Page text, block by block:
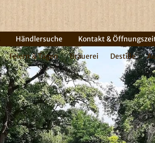
Händlersuche Kontakt &
Feiern & Tagen Brauerei Destille